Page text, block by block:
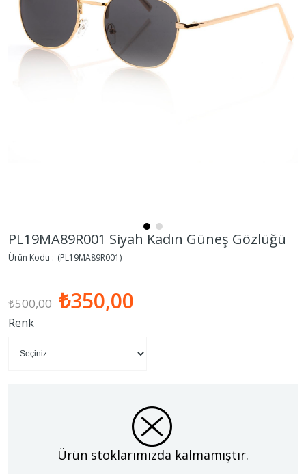
PL19MA89R001 Siyah Kadın Güneş Gözlüğü
(PL19MA89R001)
₺500,00 ₺350,00
Renk
Ürün stoklarımızda kalmamıştır.